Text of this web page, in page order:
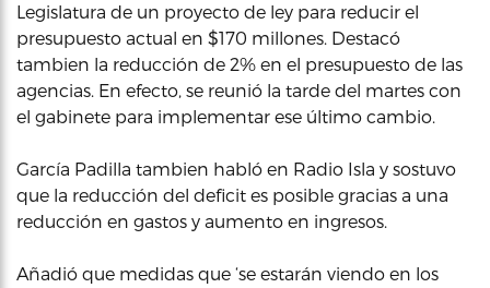
Legislatura de un proyecto de ley para reducir el
presupuesto actual en $170 millones. Destacó
tambien la reducción de 2% en el presupuesto de las
agencias. En efecto, se reunió la tarde del martes con
el gabinete para implementar ese último cambio.
García Padilla tambien habló en Radio Isla y sostuvo
que la reducción del deficit es posible gracias a una
reducción en gastos y aumento en ingresos.
Añadió que medidas que ‘se estarán viendo en los